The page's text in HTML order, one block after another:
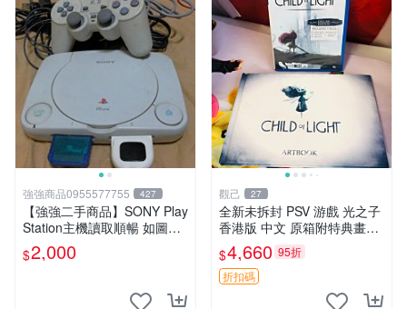
強強商品0955577755 427
【強強二手商品】SONY Play
Station主機讀取順暢 如圖全
部 ! 外觀完整乾淨
$2,000
觀己 27
全新未拆封 PSV 游戲 光之子
香港版 中文 原箱附特典畫冊
輝耀上市嚴選商品 光之子 港
版 PSV 特典畫冊
$4,660 95折
折扣碼